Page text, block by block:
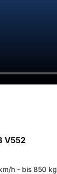
V552
h - bis 850 kg